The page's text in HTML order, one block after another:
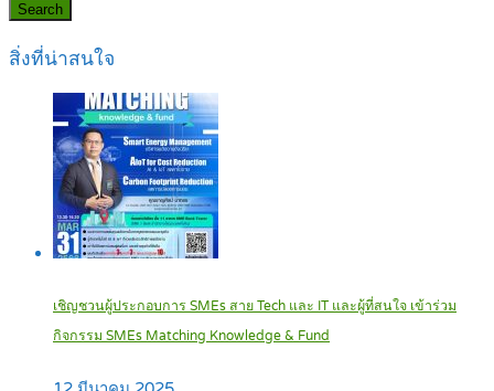
Search
สิ่งที่น่าสนใจ
เชิญชวนผู้ประกอบการ SMEs สาย Tech และ IT และผู้ที่สนใจ เข้าร่วม
กิจกรรม SMEs Matching Knowledge & Fund